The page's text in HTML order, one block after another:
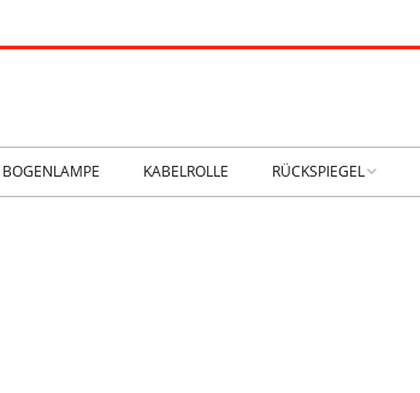
BOGENLAMPE KABELROLLE RÜCKSPIEGEL